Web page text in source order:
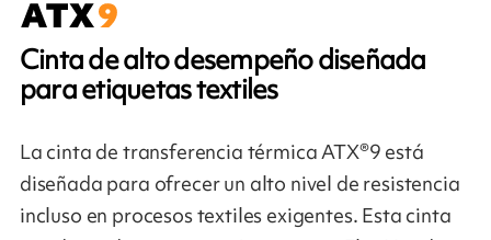
Cinta de alto desempeño diseñada
para etiquetas textiles
La cinta de transferencia térmica ATX®9 está
diseñada para ofrecer un alto nivel de resistencia
incluso en procesos textiles exigentes. Esta cinta